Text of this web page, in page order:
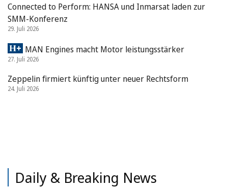
Connected to Perform: HANSA und Inmarsat laden zur
SMM-Konferenz
29. Juli 2026
MAN Engines macht Motor leistungsstärker
27. Juli 2026
Zeppelin firmiert künftig unter neuer Rechtsform
24. Juli 2026
Daily & Breaking News